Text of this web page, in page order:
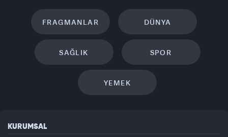
FRAGMANLAR DÜNYA
SAĞLIK SPOR
YEMEK
KURUMSAL